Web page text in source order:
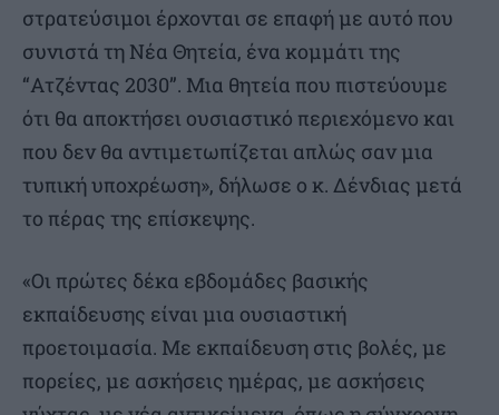
στρατεύσιμοι έρχονται σε επαφή με αυτό που
συνιστά τη Νέα Θητεία, ένα κομμάτι της
“Ατζέντας 2030”. Μια θητεία που πιστεύουμε
ότι θα αποκτήσει ουσιαστικό περιεχόμενο και
που δεν θα αντιμετωπίζεται απλώς σαν μια
τυπική υποχρέωση», δήλωσε ο κ. Δένδιας μετά
το πέρας της επίσκεψης.
«Οι πρώτες δέκα εβδομάδες βασικής
εκπαίδευσης είναι μια ουσιαστική
προετοιμασία. Με εκπαίδευση στις βολές, με
πορείες, με ασκήσεις ημέρας, με ασκήσεις